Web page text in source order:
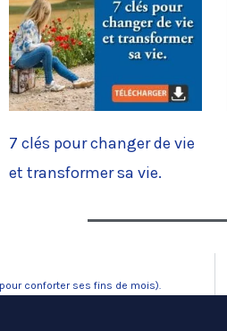
7 clés pour changer de vie
et transformer sa vie.
conforter ses fins de mois).